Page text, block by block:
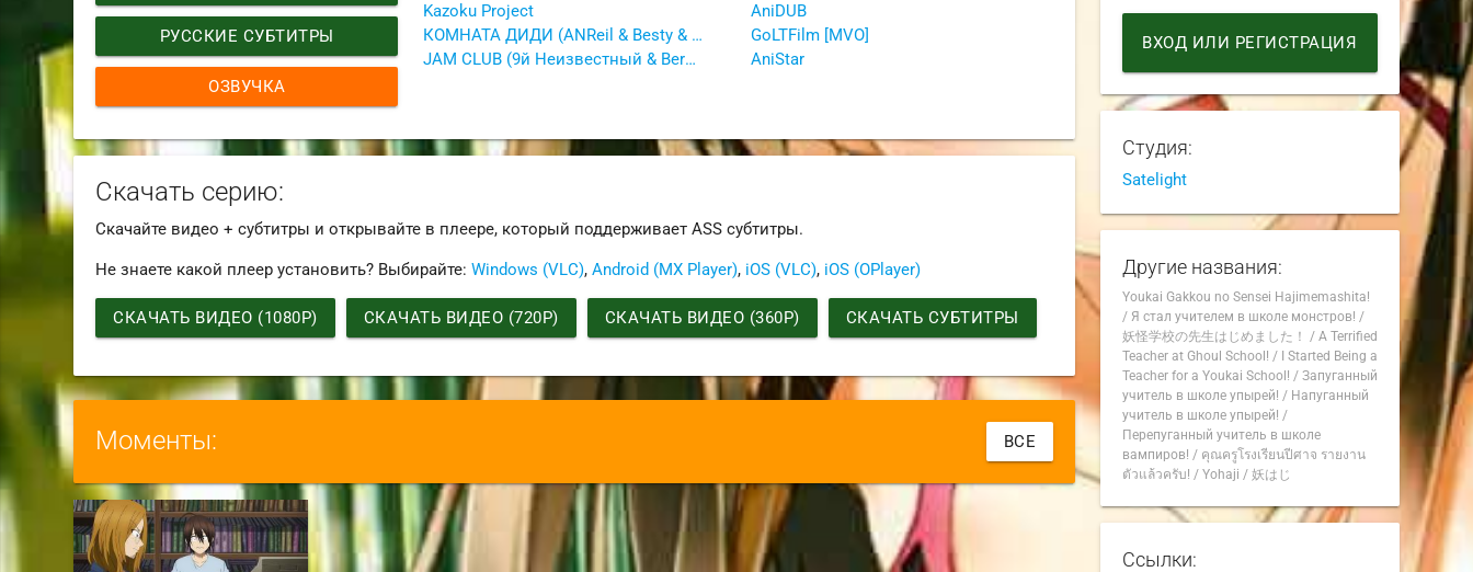
РУССКИЕ СУБТИТРЫ
ОЗВУЧКА
Kazoku Project
КОМНАТА ДИДИ (ANReil & Besty & EnvoyZ & Миён & Пугало)
JAM CLUB (9й Неизвестный & Berserk & Jam & Гамлетка Цезаревна & Светлана Аманова)
AniDUB
GoLTFilm [MVO]
AniStar
Скачать серию:
Скачайте видео + субтитры и открывайте в плеере, который поддерживает ASS субтитры.
Не знаете какой плеер установить? Выбирайте:Windows (VLC),Android (MX Player), iOS (VLC), iOS (OPlayer)
СКАЧАТЬ ВИДЕО (1080P) СКАЧАТЬ ВИДЕО (720P) СКАЧАТЬ ВИДЕО (360P) СКАЧАТЬ СУБТИТРЫ
Моменты: ВСЕ
ВХОД ИЛИ РЕГИСТРАЦИЯ
Студия:
Satelight
Другие названия:
Youkai Gakkou no Sensei Hajimemashita!
/ Я стал учителем в школе монстров! /
妖怪学校の先生はじめました！
/ A Terrified
Teacher at Ghoul School! / I Started Being a
Teacher for a Youkai School! / Запуганный
учитель в школе упырей! / Напуганный
учитель в школе упырей! /
Перепуганный учитель в школе
вампиров! / คุณครูโรงเรียนปีศาจ รายงาน
ตัวแล้วครับ! / Yohaji / 妖はじ
Ссылки: